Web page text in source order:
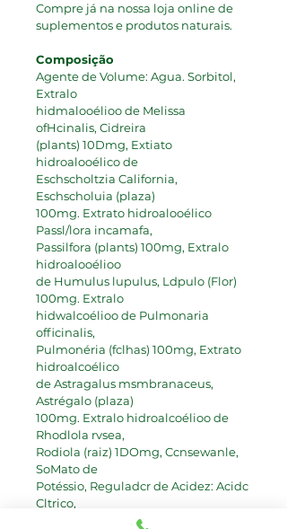
Compre já na nossa loja online de
suplementos e produtos naturais.
Composição
Agente de Volume: Agua. Sorbitol,
Extralo
hidmalooélioo de Melissa
ofHcinalis, Cidreira
(plants) 10Dmg, Extiato
hidroalooélico de
Eschscholtzia California,
Eschscholuia (plaza)
100mg. Extrato hidroalooélico
Passl/lora incamafa,
Passilfora (plants) 100mg, Extralo
hidroalooélioo
de Humulus lupulus, Ldpulo (Flor)
100mg. Extralo
hidwalcoélioo de Pulmonaria
officinalis,
Pulmonéria (fclhas) 100mg, Extrato
hidroalcoélico
de Astragalus msmbranaceus,
Astrégalo (plaza)
100mg. Extralo hidroalcoélioo de
Rhodlola rvsea,
Rodiola (raiz) 1DOmg, Ccnsewanle,
SoMato de
Potéssio, Reguladcr de Acidez: Acidc
Cltrico,
Corante: Caramelo Sutfitioo de